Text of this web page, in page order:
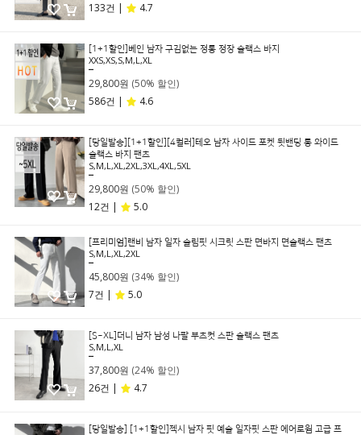
133건 |
4.7
[1+1할인]베인 남자 구김없는 정통 정장 슬랙스 바지
XXS,XS,S,M,L,XL
29,800원 (50% 할인)
586건 |
4.6
[당일발송][1+1할인][4컬러]테오 남자 사이드 포켓 뒷밴딩 롱 와이드
슬랙스 바지 팬츠
S,M,L,XL,2XL,3XL,4XL,5XL
29,800원 (50% 할인)
12건 |
5.0
[프리미엄]랜비 남자 일자 슬림핏 시크릿 스판 면바지 면슬랙스 팬츠
S,M,L,XL,2XL
45,800원 (34% 할인)
7건 |
5.0
[S~XL]더니 남자 남성 나팔 부츠컷 스판 슬랙스 팬츠
S,M,L,XL
37,800원 (24% 할인)
26건 |
4.7
[당일발송] [1+1할인]젝시 남자 핏 예술 일자핏 스판 에어로웜 고급 프